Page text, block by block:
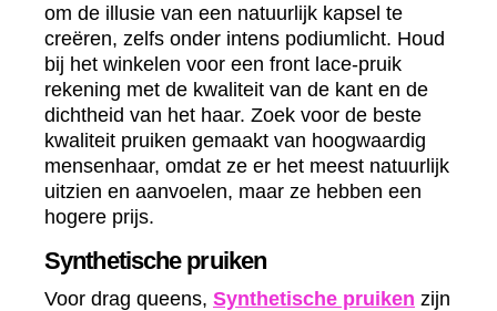
om de illusie van een natuurlijk kapsel te
creëren, zelfs onder intens podiumlicht. Houd
bij het winkelen voor een front lace-pruik
rekening met de kwaliteit van de kant en de
dichtheid van het haar. Zoek voor de beste
kwaliteit pruiken gemaakt van hoogwaardig
mensenhaar, omdat ze er het meest natuurlijk
uitzien en aanvoelen, maar ze hebben een
hogere prijs.
Synthetische pruiken
Voor drag queens, Synthetische pruiken zijn